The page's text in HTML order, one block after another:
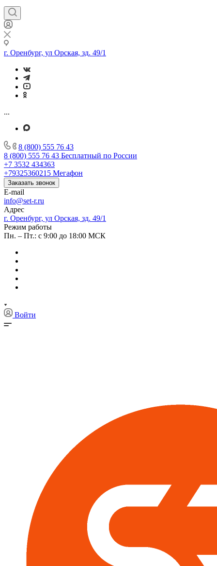
г. Оренбург, ул Орская, зд. 49/1
...
8 (800) 555 76 43
8 (800) 555 76 43 Бесплатный по России
+7 3532 434363
+79325360215 Мегафон
Заказать звонок
E-mail
info@set-r.ru
Адрес
г. Оренбург, ул Орская, зд. 49/1
Режим работы
Пн. – Пт.: с 9:00 до 18:00 МСК
Войти